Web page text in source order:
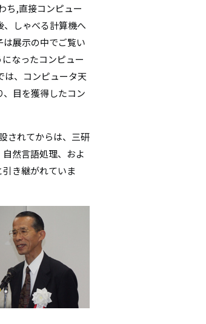
ち,直接コンピュー
しゃべる計算機へ
展示の中でご覧い
なったコンピュー
は、コンピュータ天
目を獲得したコン
されてからは、三研
然言語処理、およ
き継がれていま